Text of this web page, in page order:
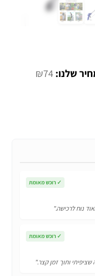
₪74 המחיר
✓ רוכש מאומת
נוח לרכישה."
✓ רוכש מאומת
ותוך זמן קצר."